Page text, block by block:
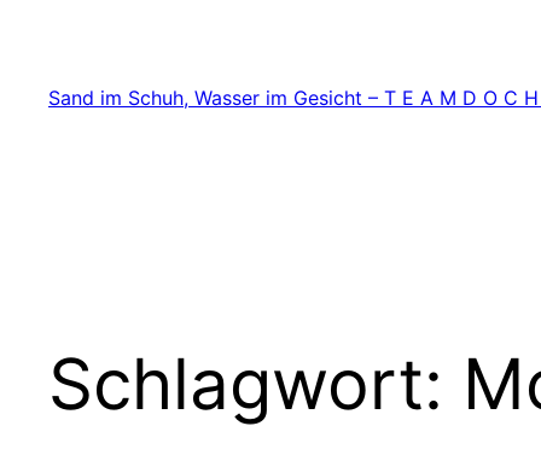
springen
Sand im Schuh, Wasser im Gesicht – T E A M D O C
Schlagwort: